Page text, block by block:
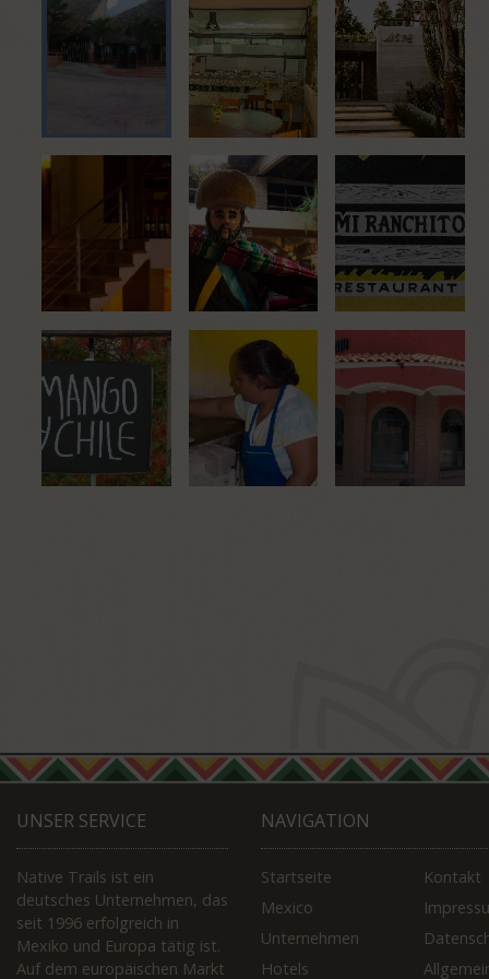
UNSER SERVICE
Native Trails ist ein
deutsches Unternehmen, das
seit 1996 erfolgreich in
Mexiko und Europa tätig ist.
Auf dem europäischen Markt
NAVIGATION
Startseite
Mexico
Unternehmen
Hotels
Kontakt